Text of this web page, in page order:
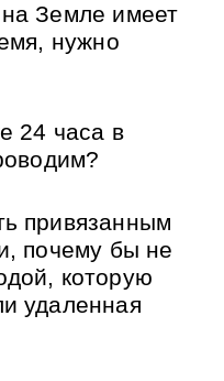
Земле имеет
нужно
24 часа в
привязанным
почему бы не
которую
удаленная